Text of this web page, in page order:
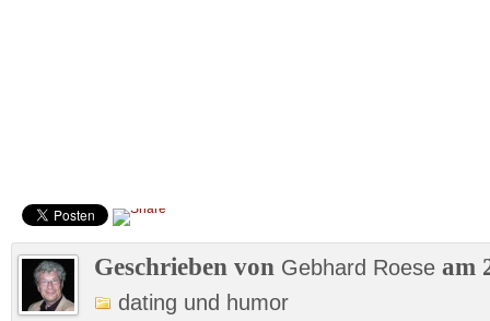
Geschrieben von Gebhard Roese am
dating und humor